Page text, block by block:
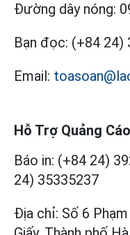
Đường dây nóng:
Bạn đọc: (+84 24)
Email:
Hỗ Trợ Quảng Cáo
Báo in: (+84 24)
24) 35335237
Địa chỉ: Số 6